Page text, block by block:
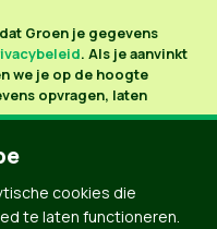
Groen je gegevens
. Als je aanvinkt
we je op de hoogte
opvragen, laten
cookies die
te laten functioneren.